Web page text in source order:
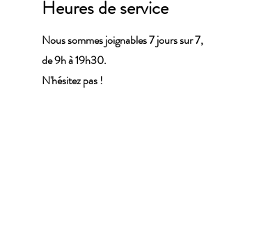
Heures de service
Nous sommes joignables 7 jours sur 7,
de 9h à 19h30.
N'hésitez pas !